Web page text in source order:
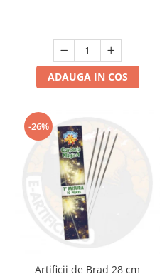
ADAUGA IN COS
-26%
Artificii de Brad 28 cm